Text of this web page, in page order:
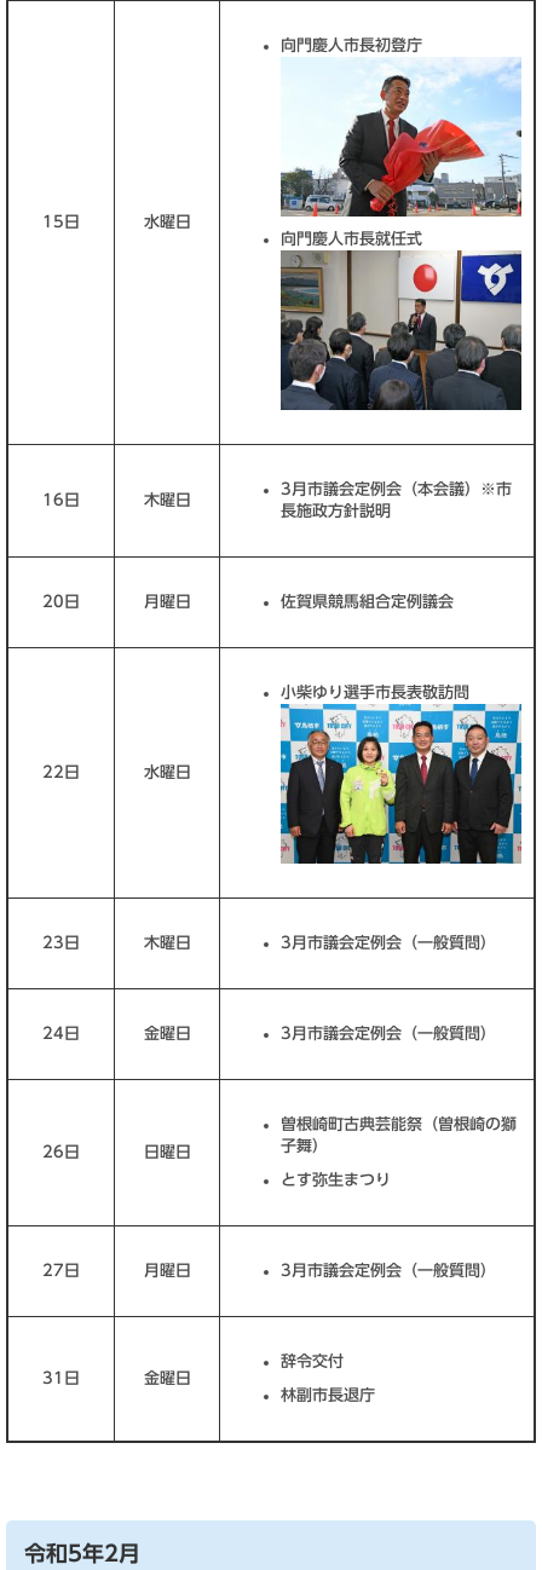
15日 水曜日
向門慶人市長初登庁
向門慶人市長就任式
16日 木曜日
3月市議会定例会（本会議）※市
長施政方針説明
20日 月曜日 佐賀県競馬組合定例議会
22日 水曜日
小柴ゆり選手市長表敬訪問
23日 木曜日 3月市議会定例会（一般質問）
24日 金曜日 3月市議会定例会（一般質問）
26日 日曜日
曽根崎町古典芸能祭（曽根崎の獅
子舞）
とす弥生まつり
27日 月曜日 3月市議会定例会（一般質問）
31日 金曜日
辞令交付
林副市長退庁
令和5年2月